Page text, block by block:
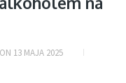
ON 13 MAJA 2025